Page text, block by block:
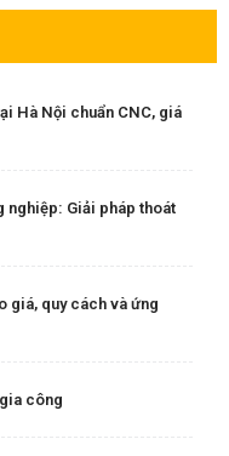
Hà Nội chuẩn CNC, giá
nghiệp: Giải pháp thoát
giá, quy cách và ứng
công